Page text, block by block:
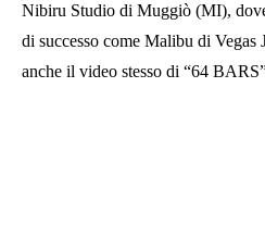
Nibiru Studio di Muggiò (MI),
di successo come Malibu di Vegas
anche il video stesso di “64